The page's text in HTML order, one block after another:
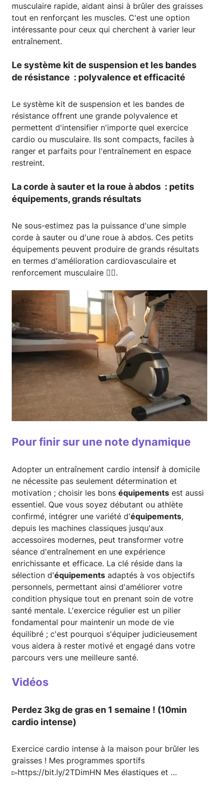
musculaire rapide, aidant ainsi à brûler des graisses
tout en renforçant les muscles. C'est une option
intéressante pour ceux qui cherchent à varier leur
entraînement.
Le système kit de suspension et les bandes
de résistance : polyvalence et efficacité
Le système kit de suspension et les bandes de
résistance offrent une grande polyvalence et
permettent d'intensifier n'importe quel exercice
cardio ou musculaire. Ils sont compacts, faciles à
ranger et parfaits pour l'entraînement en espace
restreint.
La corde à sauter et la roue à abdos : petits
équipements, grands résultats
Ne sous-estimez pas la puissance d'une simple
corde à sauter ou d'une roue à abdos. Ces petits
équipements peuvent produire de grands résultats
en termes d'amélioration cardiovasculaire et
renforcement musculaire 🏋️‍♂️.
Pour finir sur une note dynamique
Adopter un entraînement cardio intensif à domicile
ne nécessite pas seulement détermination et
motivation ; choisir les bons équipements est aussi
essentiel. Que vous soyez débutant ou athlète
confirmé, intégrer une variété d'équipements,
depuis les machines classiques jusqu'aux
accessoires modernes, peut transformer votre
séance d'entraînement en une expérience
enrichissante et efficace. La clé réside dans la
sélection d'équipements adaptés à vos objectifs
personnels, permettant ainsi d'améliorer votre
condition physique tout en prenant soin de votre
santé mentale. L'exercice régulier est un pilier
fondamental pour maintenir un mode de vie
équilibré ; c'est pourquoi s'équiper judicieusement
vous aidera à rester motivé et engagé dans votre
parcours vers une meilleure santé.
Vidéos
Perdez 3kg de gras en 1 semaine ! (10min
cardio intense)
Exercice cardio intense à la maison pour brûler les
graisses ! Mes programmes sportifs
▻https://bit.ly/2TDimHN Mes élastiques et …